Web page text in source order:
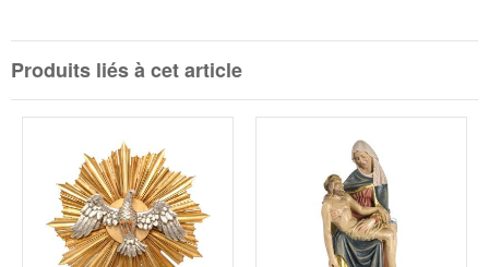
Produits liés à cet article